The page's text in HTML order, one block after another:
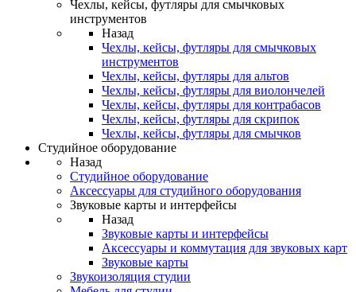
Чехлы, кейсы, футляры для смычковых
инструментов
Назад
Чехлы, кейсы, футляры для смычковых
инструментов
Чехлы, кейсы, футляры для альтов
Чехлы, кейсы, футляры для виолончелей
Чехлы, кейсы, футляры для контрабасов
Чехлы, кейсы, футляры для скрипок
Чехлы, кейсы, футляры для смычков
Студийное оборудование
Назад
Студийное оборудование
Аксессуары для студийного оборудования
Звуковые карты и интерфейсы
Назад
Звуковые карты и интерфейсы
Аксессуары и коммутация для звуковых карт
Звуковые карты
Звукоизоляция студии